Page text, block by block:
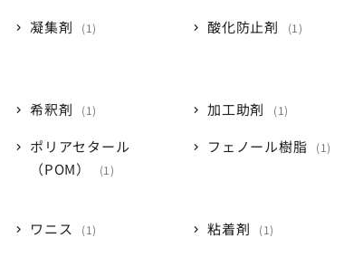
凝集剤 1 酸化防止剤 1
希釈剤 1 加工助剤 1
ポリアセタール
（POM）
1
フェノール樹脂 1
ワニス 1 粘着剤 1